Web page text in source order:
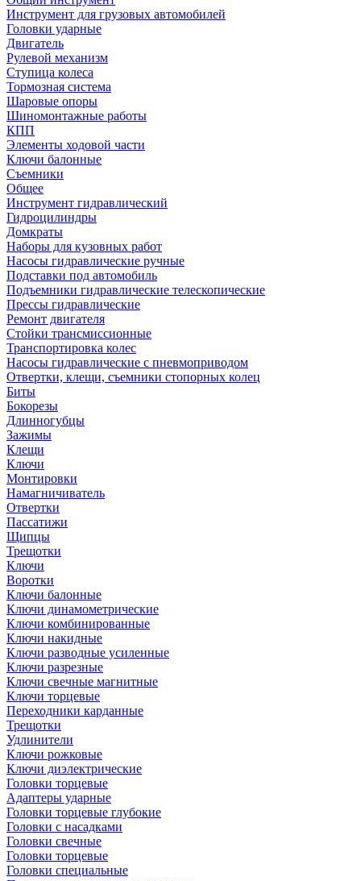
Инструмент для грузовых автомобилей
Головки ударные
Двигатель
Рулевой механизм
Ступица колеса
Тормозная система
Шаровые опоры
Шиномонтажные работы
КПП
Элементы ходовой части
Ключи балонные
Съемники
Общее
Инструмент гидравлический
Гидроцилиндры
Домкраты
Наборы для кузовных работ
Насосы гидравлические ручные
Подставки под автомобиль
Подъемники гидравлические телескопические
Прессы гидравлические
Ремонт двигателя
Стойки трансмиссионные
Транспортировка колес
Насосы гидравлические с пневмоприводом
Отвертки, клещи, съемники стопорных колец
Биты
Бокорезы
Длинногубцы
Зажимы
Клещи
Ключи
Монтировки
Намагничиватель
Отвертки
Пассатижи
Щипцы
Трещотки
Ключи
Воротки
Ключи балонные
Ключи динамометрические
Ключи комбинированные
Ключи накидные
Ключи разводные усиленные
Ключи разрезные
Ключи свечные магнитные
Ключи торцевые
Переходники карданные
Трещотки
Удлинители
Ключи рожковые
Ключи диэлектрические
Головки торцевые
Адаптеры ударные
Головки торцевые глубокие
Головки с насадками
Головки свечные
Головки торцевые
Головки специальные